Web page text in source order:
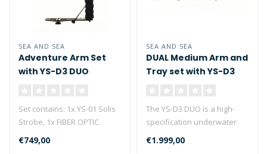
SEA AND SEA
Adventure Arm Set
with YS-D3 DUO
Set contains: 1x YS-01 Solis
Strobe, 1x FIBER OPTIC
CABLE II M/2 (lenght
453mm),..
€749,00
SEA AND SEA
DUAL Medium Arm and
Tray set with YS-D3
The YS-D3 DUO is a high-
specification underwater
strobe with three shooting
€1.999,00